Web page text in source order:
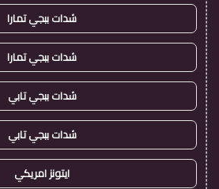
شدات ببجي تمارا
شدات ببجي تمارا
شدات ببجي تابي
شدات ببجي تابي
ايتونز امريكي